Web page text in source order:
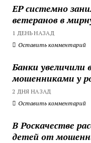
ЕР системно
ветеранов в
1 ДЕНЬ НАЗАД
Оставить комментарий
Банки увеличили
мошенниками у
2 ДНЯ НАЗАД
Оставить комментарий
В Роскачестве
детей от